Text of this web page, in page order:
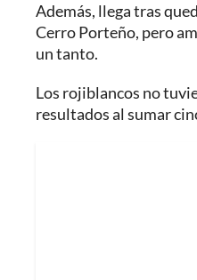
Además, llega tras
Cerro Porteño, pero
un tanto.
Los rojiblancos no
resultados al sumar